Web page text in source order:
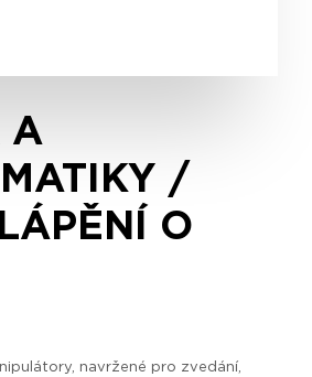
A
/
O
navržené pro zvedání,